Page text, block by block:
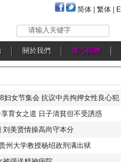
简体 繁体
请输入关键字
關於我們 愛心捐贈
妇女节集会 抗议中共拘押女性良心犯
育女之道 日子清貧但不受誘惑
刘美贤情操高尚守本分
州大学教授杨绍政刑满出狱